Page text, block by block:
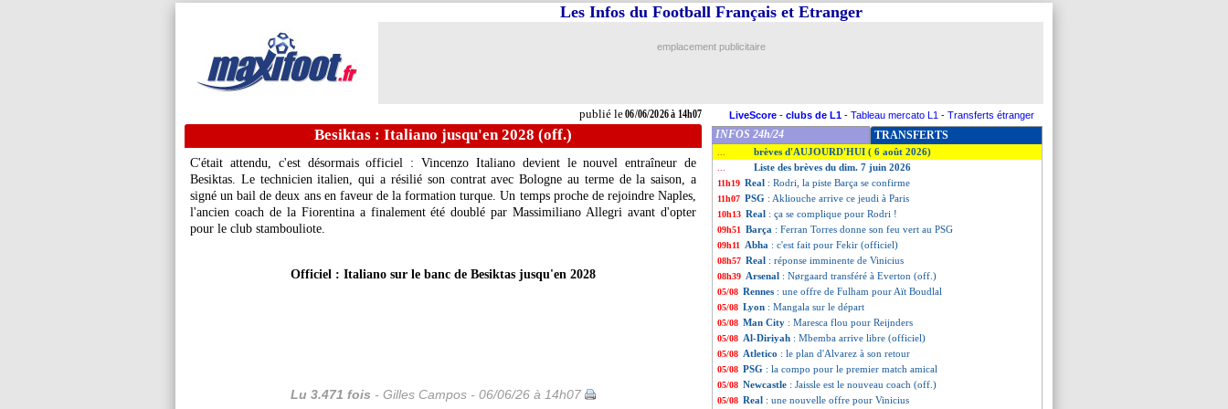
publié le06/06/2026 à 14h07
Les Infos du Football Français et Etranger
emplacement publicitaire
LiveScore - clubs de L1 - Tableau mercato L1 - Transferts étranger
Besiktas : Italiano jusqu'en 2028 (off.)
C'était attendu, c'est désormais officiel : Vincenzo Italiano devient le nouvel entraîneur de
Besiktas. Le technicien italien, qui a résilié son contrat avec Bologne au terme de la saison, a
signé un bail de deux ans en faveur de la formation turque. Un temps proche de rejoindre Naples,
l'ancien coach de la Fiorentina a finalement été doublé par Massimiliano Allegri avant d'opter
pour le club stambouliote.
Officiel : Italiano sur le banc de Besiktas jusqu'en 2028
Lu 3.471 fois - Gilles Campos - 06/06/26 à 14h07
INFOS 24h/24 TRANSFERTS
brèves d'AUJOURD'HUI ( 6 août 2026)
Liste des brèves du dim. 7 juin 2026
11h19 Real : Rodri, la piste Barça se confirme
11h07 PSG : Akliouche arrive ce jeudi à Paris
10h13 Real : ça se complique pour Rodri !
09h51 Barça : Ferran Torres donne son feu vert au PSG
09h11 Abha : c'est fait pour Fekir (officiel)
08h57 Real : réponse imminente de Vinicius
08h39 Arsenal : Nørgaard transféré à Everton (off.)
05/08 Rennes : une offre de Fulham pour Aït Boudlal
05/08 Lyon : Mangala sur le départ
05/08 Man City : Maresca flou pour Reijnders
05/08 Al-Diriyah : Mbemba arrive libre (officiel)
05/08 Atletico : le plan d'Alvarez à son retour
05/08 PSG : la compo pour le premier match amical
05/08 Newcastle : Jaissle est le nouveau coach (off.)
05/08 Real : une nouvelle offre pour Vinicius